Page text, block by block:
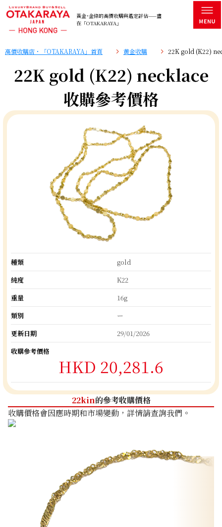
黃金･金條的高價收購與鑑定評估——盡
在「OTAKARAYA」
高價收購店・「OTAKARAYA」首頁 黄金收購 22K gold (K22)
22K gold (K22) necklace
收購參考價格
種類
gold
純度
K22
重量
16g
類別
ー
更新日期
29/01/2026
收購參考價格
HKD 20,281.6
22kin的參考收購價格
收購價格會因應時期和市場變動，詳情請查詢我們。